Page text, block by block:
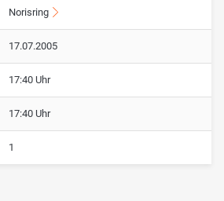
Norisring
17.07.2005
17:40 Uhr
17:40 Uhr
1